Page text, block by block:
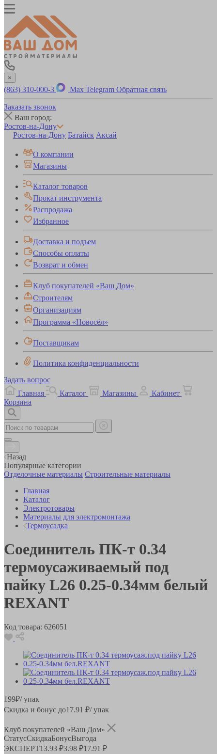
×
(863) 310-000-3 Max Telegram Обратная связь
Заказать звонок
Ваш город:
Ростов-на-Дону
Ростов-на-Дону Батайск Аксай
О компании
Магазины
Каталог товаров
Прокат инструмента
Распродажа
Избранное
Доставка и подъем
Способы оплаты
Возврат и обмен
Клуб покупателей «Ваш Дом»
Строителям
Организациям
Программа «Новосёл»
Поставщикам
Политика конфиденциальности
Задать вопрос
Главная
Каталог Магазины
Кабинет
Корзина
Назад
Популярные категории
Отделочные материалы Строительные материалы
Главная
Каталог
Электротовары
Материалы для электромонтажа
Термоусадка
Соединитель ПК-т 0.34
термоусаживаемый под
пайку L26 0.25-0.34мм белый
REXANT
Код товара: 626051
199₽/ упак
Скидка и бонус до17.91 ₽/ упак
Клуб покупателей «Ваш Дом»
СтатусСкидкаБонусВыгода
ЭКСПЕРТ13.93 ₽3.98 ₽17.91 ₽